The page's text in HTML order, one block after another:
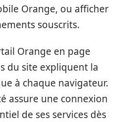
Orange, ou afficher
souscrits.
Orange en page
du site expliquent la
à chaque navigateur.
assure une connexion
de ses services dès